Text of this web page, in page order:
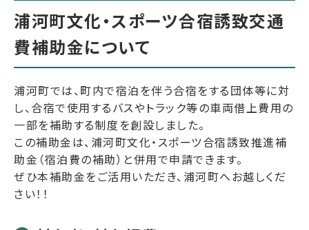
浦河町文化・スポーツ合宿誘致交通
費補助金について
浦河町では、町内で宿泊を伴う合宿をする団体等に対
し、合宿で使用するバスやトラック等の車両借上費用の
一部を補助する制度を創設しました。
この補助金は、浦河町文化・スポーツ合宿誘致推進補
助金（宿泊費の補助）と併用で申請できます。
ぜひ本補助金をご活用いただき、浦河町へお越しくだ
さい！！